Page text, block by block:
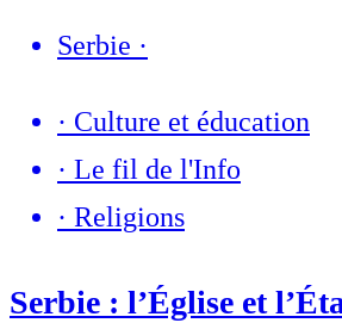
Serbie ·
· Culture et éducation
· Le fil de l'Info
· Religions
Serbie : l’Église et